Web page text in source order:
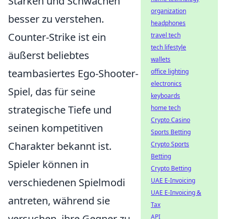
besser zu verstehen.
Counter-Strike ist ein
äußerst beliebtes
teambasiertes Ego-Shooter-
Spiel, das für seine
strategische Tiefe und
seinen kompetitiven
Charakter bekannt ist.
Spieler können in
verschiedenen Spielmodi
antreten, während sie
organization
headphones
travel tech
tech lifestyle
wallets
office lighting
electronics
keyboards
home tech
Crypto Casino
Sports Betting
Crypto Sports
Betting
Crypto Betting
UAE E-Invoicing
UAE E-Invoicing &
Tax
API